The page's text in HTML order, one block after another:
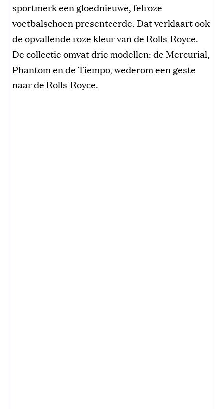
sportmerk een gloednieuwe, felroze
voetbalschoen presenteerde. Dat verklaart ook
de opvallende roze kleur van de Rolls-Royce.
De collectie omvat drie modellen: de Mercurial,
Phantom en de Tiempo, wederom een geste
naar de Rolls-Royce.